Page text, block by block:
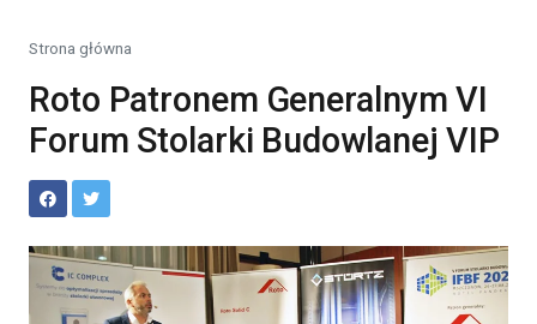
Strona główna
Roto Patronem Generalnym VI
Forum Stolarki Budowlanej VIP